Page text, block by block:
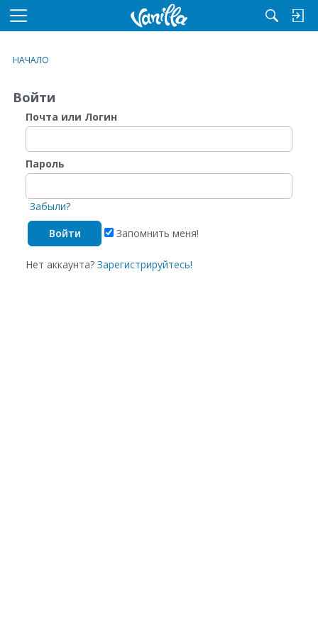
M
u
НАЧАЛО
Войти
Почта или Логин
Пароль
Забыли?
Запомнить меня!
Нет аккаунта? Зарегистрируйтесь!